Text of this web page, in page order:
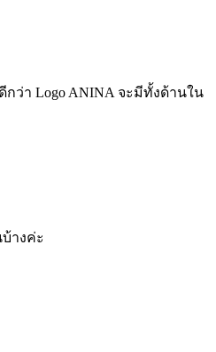
กว่า Logo ANINA จะมีทั้งด้านใน
างค่ะ